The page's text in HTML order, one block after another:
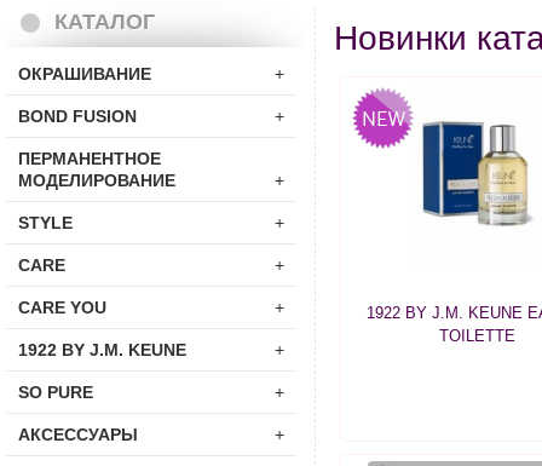
КАТАЛОГ
ОКРАШИВАНИЕ +
BOND FUSION +
ПЕРМАНЕНТНОЕ
МОДЕЛИРОВАНИЕ
+
STYLE +
CARE +
CARE YOU +
1922 BY J.M. KEUNE +
SO PURE +
АКСЕССУАРЫ +
Новинки
1922 BY J.M. KEUNE
TOILETTE